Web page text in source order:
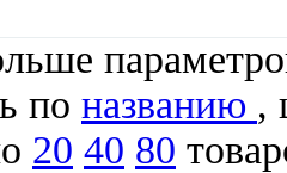
по названию ,
20 40 80